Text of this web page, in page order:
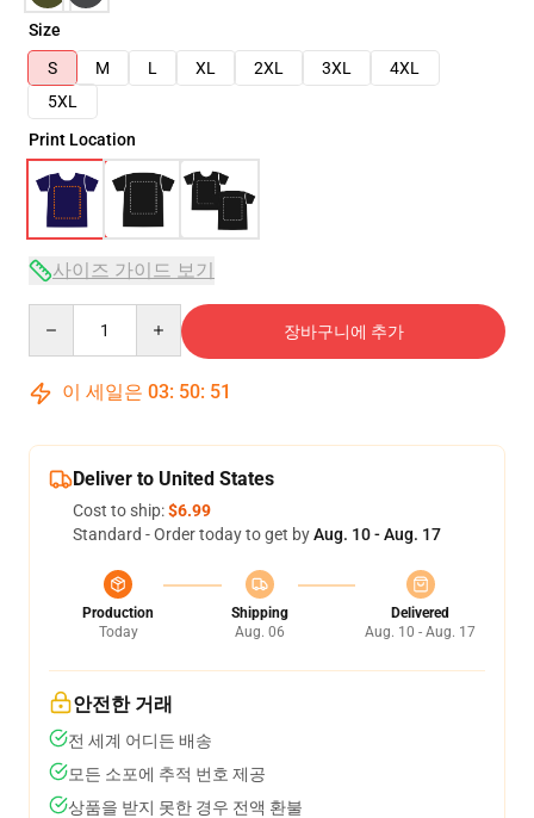
Size
S
M L XL 2XL 3XL
4XL
5XL
Print Location
사이즈 가이드 보기
장바구니에 추가
이 세일은 03: 50: 51
Deliver to United States
Cost to ship:$6.99
Standard - Order today to get byAug. 10 - Aug. 17
Production
Today
Shipping
Aug. 06
Delivered
Aug. 10 - Aug. 17
안전한 거래
전 세계 어디든 배송
모든 소포에 추적 번호 제공
상품을 받지 못한 경우 전액 환불